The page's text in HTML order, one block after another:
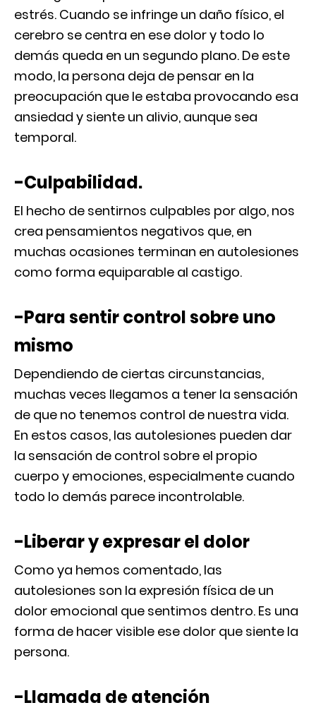
estrés. Cuando se infringe un daño físico, el
cerebro se centra en ese dolor y todo lo
demás queda en un segundo plano. De este
modo, la persona deja de pensar en la
preocupación que le estaba provocando esa
ansiedad y siente un alivio, aunque sea
temporal.
-Culpabilidad.
El hecho de sentirnos culpables por algo, nos
crea pensamientos negativos que, en
muchas ocasiones terminan en autolesiones
como forma equiparable al castigo.
-Para sentir control sobre uno
mismo
Dependiendo de ciertas circunstancias,
muchas veces llegamos a tener la sensación
de que no tenemos control de nuestra vida.
En estos casos, las autolesiones pueden dar
la sensación de control sobre el propio
cuerpo y emociones, especialmente cuando
todo lo demás parece incontrolable.
-Liberar y expresar el dolor
Como ya hemos comentado, las
autolesiones son la expresión física de un
dolor emocional que sentimos dentro. Es una
forma de hacer visible ese dolor que siente la
persona.
-Llamada de atención